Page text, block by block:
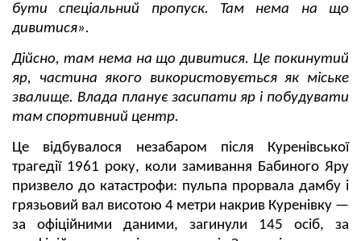
бути спеціальний пропуск. Там нема на що
дивитися».
Дійсно, там нема на що дивитися. Це покинутий
яр, частина якого використовується як міське
звалище. Влада планує засипати яр і побудувати
там спортивний центр.
Це відбувалося незабаром після Куренівської
трагедії 1961 року, коли замивання Бабиного Яру
призвело до катастрофи: пульпа прорвала дамбу і
грязьовий вал висотою 4 метри накрив Куренівку —
за офіційними даними, загинули 145 осіб, за